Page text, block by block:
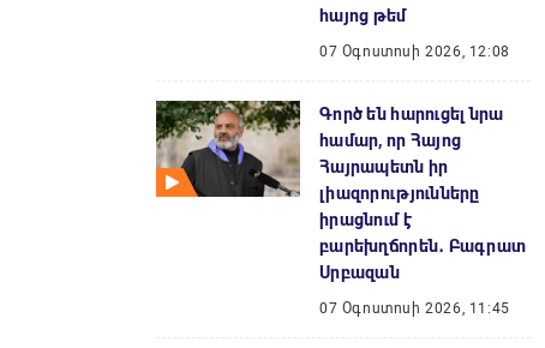
հայոց թեմ
07 Օգոստոսի 2026, 12:08
Գործ են հարուցել նրա
համար, որ Հայոց
Հայրապետն իր
լիազորությունները
իրացնում է
բարեխղճորեն․ Բագրատ
Սրբազան
07 Օգոստոսի 2026, 11:45